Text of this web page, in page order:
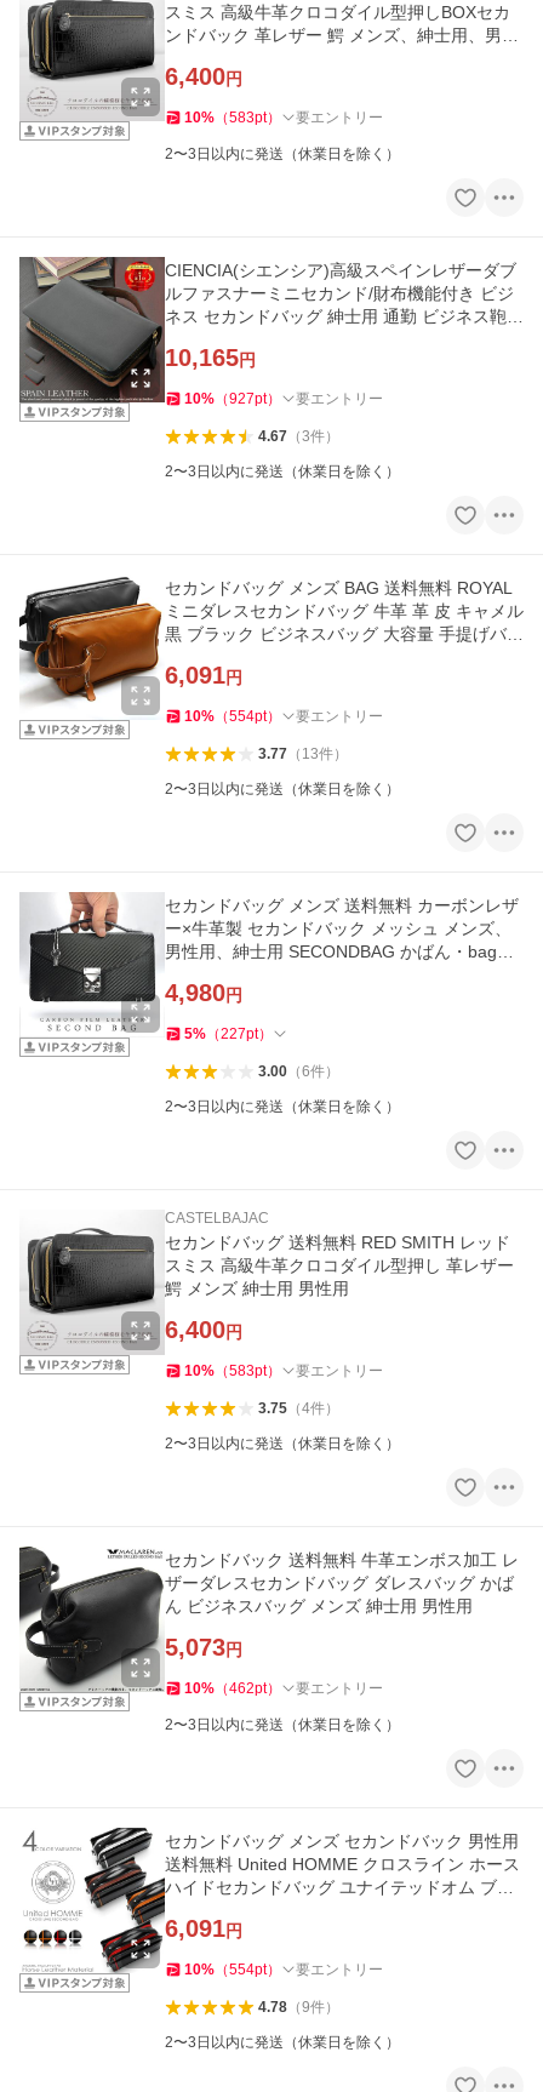
スミス 高級牛革クロコダイル型押しBOXセカ
ンドバック 革レザー 鰐 メンズ、紳士用、男性
6,400円
10% （583pt） 要エントリー
2〜3日以内に発送（休業日を除く）
CIENCIA(シエンシア)高級スペインレザーダブ
ルファスナーミニセカンド/財布機能付き ビジ
ネス セカンドバッグ 紳士用 通勤 ビジネス鞄
10,165円
10% （927pt） 要エントリー
4.67（3件）
2〜3日以内に発送（休業日を除く）
セカンドバッグ メンズ BAG 送料無料 ROYAL
ミニダレスセカンドバッグ 牛革 革 皮 キャメル
黒 ブラック ビジネスバッグ 大容量 手提げバッ
6,091円
10% （554pt） 要エントリー
3.77（ 13件）
2〜3日以内に発送（休業日を除く）
セカンドバッグ メンズ 送料無料 カーボンレザ
ー×牛革製 セカンドバック メッシュ メンズ、
男性用、紳士用 SECONDBAG かばん・bag・
4,980円
5% （227pt）
3.00（6件）
2〜3日以内に発送（休業日を除く）
CASTELBAJAC
セカンドバッグ 送料無料 RED SMITH レッド
スミス 高級牛革クロコダイル型押し 革レザー
鰐 メンズ 紳士用 男性用
6,400円
10% （583pt） 要エントリー
3.75（4件）
2〜3日以内に発送（休業日を除く）
セカンドバック 送料無料 牛革エンボス加工 レ
ザーダレスセカンドバッグ ダレスバッグ かば
ん ビジネスバッグ メンズ 紳士用 男性用
5,073円
10% （462pt） 要エントリー
2〜3日以内に発送（休業日を除く）
セカンドバッグ メンズ セカンドバック 男性用
送料無料 United HOMME クロスライン ホース
ハイドセカンドバッグ ユナイテッドオム ブラ
6,091円
10% （554pt） 要エントリー
4.78（9件）
2〜3日以内に発送（休業日を除く）